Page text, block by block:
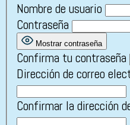
Nombre de usuario
Contraseña
Mostrar contraseña
Confirma tu contraseña
Dirección de correo
Confirmar la dirección